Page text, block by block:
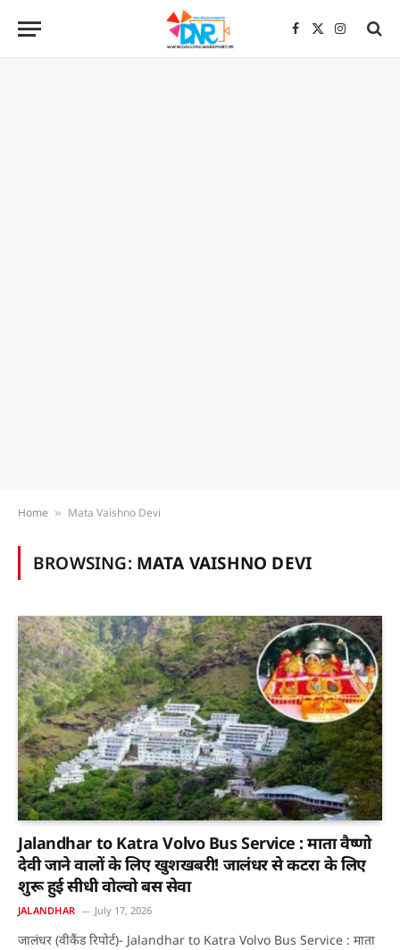
Facebook
X
Home » Mata Vaishno Devi
BROWSING: MATA VAISHNO DEVI
Jalandhar to Katra Volvo Bus Service : माता वैष्णो
देवी जाने वालों के लिए खुशखबरी! जालंधर से कटरा के लिए
शुरू हुई सीधी वोल्वो बस सेवा
JALANDHAR July 17, 2026
जालंधर (वीकैंड रिपोर्ट)- Jalandhar to Katra Volvo Bus Service : माता